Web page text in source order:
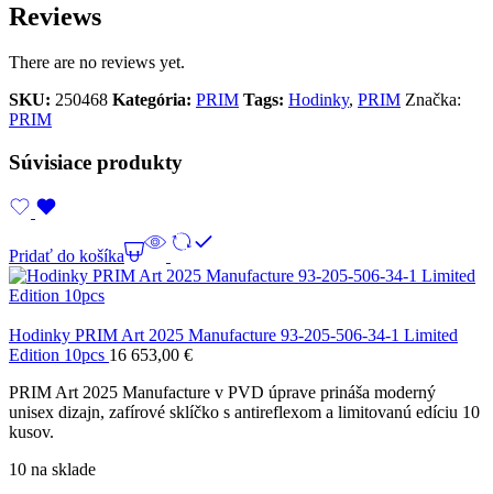
Reviews
There are no reviews yet.
SKU: 250468 Kategória: PRIM Tags: Hodinky, PRIM Značka:
PRIM
Súvisiace produkty
Pridať do košíka
Hodinky PRIM Art 2025 Manufacture 93-205-506-34-1 Limited
Edition 10pcs 16 653,00 €
PRIM Art 2025 Manufacture v PVD úprave prináša moderný
unisex dizajn, zafírové sklíčko s antireflexom a limitovanú edíciu 10
kusov.
10 na sklade